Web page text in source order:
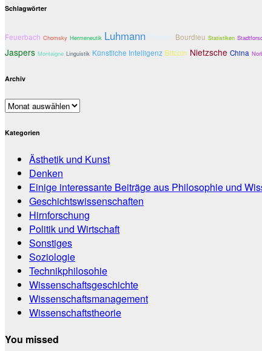
Schlagwörter
Feuerbach Chomsky Hermeneutik Luhmann Bourdieu Statistiken
Jaspers Montaigne Linguistik Künstliche Intelligenz Bitcoin Nietzsche China
Archiv
Archiv
Kategorien
Ästhetik und Kunst
Denken
Einige interessante Beiträge aus Philosophie und
Geschichtswissenschaften
Hirnforschung
Politik und Wirtschaft
Sonstiges
Soziologie
Technikphilosohie
Wissenschaftsgeschichte
Wissenschaftsmanagement
Wissenschaftstheorie
You missed